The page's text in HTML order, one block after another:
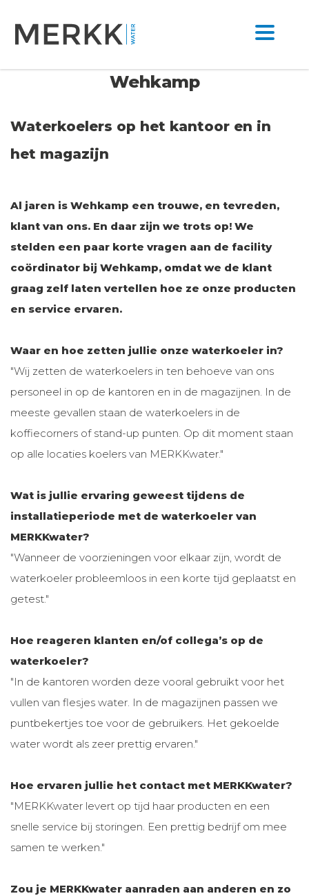
Wehkamp
Waterkoelers op het kantoor en in
het magazijn
Al jaren is Wehkamp een trouwe, en tevreden,
klant van ons. En daar zijn we trots op! We
stelden een paar korte vragen aan de facility
coördinator bij Wehkamp, omdat we de klant
graag zelf laten vertellen hoe ze onze producten
en service ervaren.
Waar en hoe zetten jullie onze waterkoeler in?
"Wij zetten de waterkoelers in ten behoeve van ons
personeel in op de kantoren en in de magazijnen. In de
meeste gevallen staan de waterkoelers in de
koffiecorners of stand-up punten. Op dit moment staan
op alle locaties koelers van MERKKwater."
Wat is jullie ervaring geweest tijdens de
installatieperiode met de waterkoeler van
MERKKwater?
"Wanneer de voorzieningen voor elkaar zijn, wordt de
waterkoeler probleemloos in een korte tijd geplaatst en
getest."
Hoe reageren klanten en/of collega’s op de
waterkoeler?
"In de kantoren worden deze vooral gebruikt voor het
vullen van flesjes water. In de magazijnen passen we
puntbekertjes toe voor de gebruikers. Het gekoelde
water wordt als zeer prettig ervaren."
Hoe ervaren jullie het contact met MERKKwater?
"MERKKwater levert op tijd haar producten en een
snelle service bij storingen. Een prettig bedrijf om mee
samen te werken."
Zou je MERKKwater aanraden aan anderen en zo